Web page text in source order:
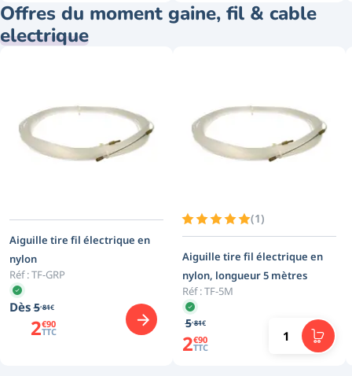
Offres du moment gaine, fil & cable
electrique
Aiguille tire fil électrique en
nylon
Réf :TF-GRP
Dès5,81€
2€90
TTC
(1)
Aiguille tire fil électrique en
nylon, longueur 5 mètres
Réf :TF-5M
5,81€
2€90
TTC